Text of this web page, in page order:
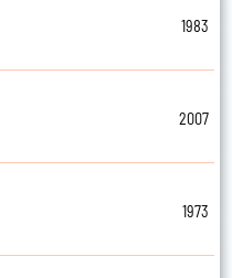
1983
2007
1973